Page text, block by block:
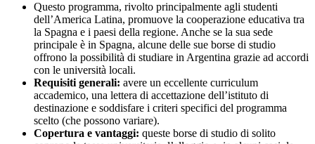
Questo programma, rivolto principalmente agli studenti
dell’America Latina, promuove la cooperazione educativa tra
la Spagna e i paesi della regione. Anche se la sua sede
principale è in Spagna, alcune delle sue borse di studio
offrono la possibilità di studiare in Argentina grazie ad accordi
con le università locali.
Requisiti generali: avere un eccellente curriculum
accademico, una lettera di accettazione dell’istituto di
destinazione e soddisfare i criteri specifici del programma
scelto (che possono variare).
Copertura e vantaggi: queste borse di studio di solito